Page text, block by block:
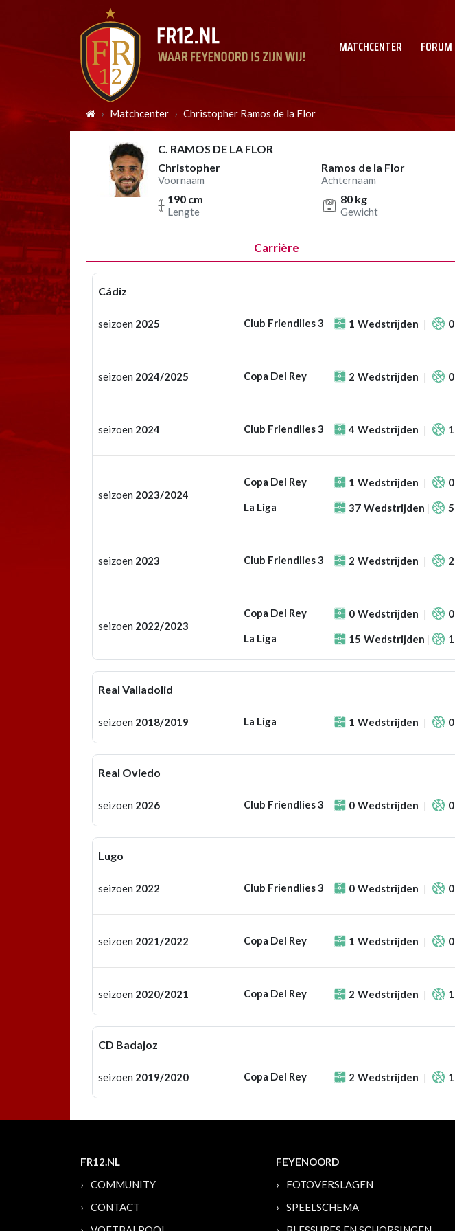
MATCHCENTER FORUM
Matchcenter Christopher Ramos de la Flor
C. RAMOS DE LA FLOR
Christopher
Voornaam
Ramos de la Flor
Achternaam
190 cm
Lengte
80 kg
Gewicht
Carrière
Cádiz
seizoen 2025 Club Friendlies 3 1 Wedstrijden 0
seizoen 2024/2025 Copa Del Rey 2 Wedstrijden 0
seizoen 2024 Club Friendlies 3 4 Wedstrijden 1
seizoen 2023/2024
Copa Del Rey 1 Wedstrijden 0
La Liga 37 Wedstrijden 5
seizoen 2023 Club Friendlies 3 2 Wedstrijden 2
seizoen 2022/2023
Copa Del Rey 0 Wedstrijden 0
La Liga 15 Wedstrijden 1
Real Valladolid
seizoen 2018/2019 La Liga 1 Wedstrijden 0
Real Oviedo
seizoen 2026 Club Friendlies 3 0 Wedstrijden 0
Lugo
seizoen 2022 Club Friendlies 3 0 Wedstrijden 0
seizoen 2021/2022 Copa Del Rey 1 Wedstrijden 0
seizoen 2020/2021 Copa Del Rey 2 Wedstrijden 1
CD Badajoz
seizoen 2019/2020 Copa Del Rey 2 Wedstrijden 1
FR12.NL
COMMUNITY
CONTACT
FEYENOORD
FOTOVERSLAGEN
SPEELSCHEMA